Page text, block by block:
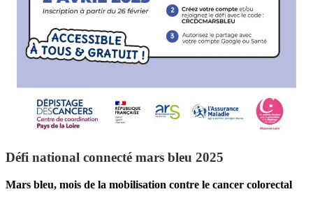
Défi national connecté mars bleu 2025
Mars bleu, mois de la mobilisation contre le cancer colorectal